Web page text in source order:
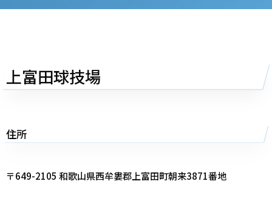
上富田球技場
住所
〒649-2105 和歌山県西牟婁郡上富田町朝来3871番地